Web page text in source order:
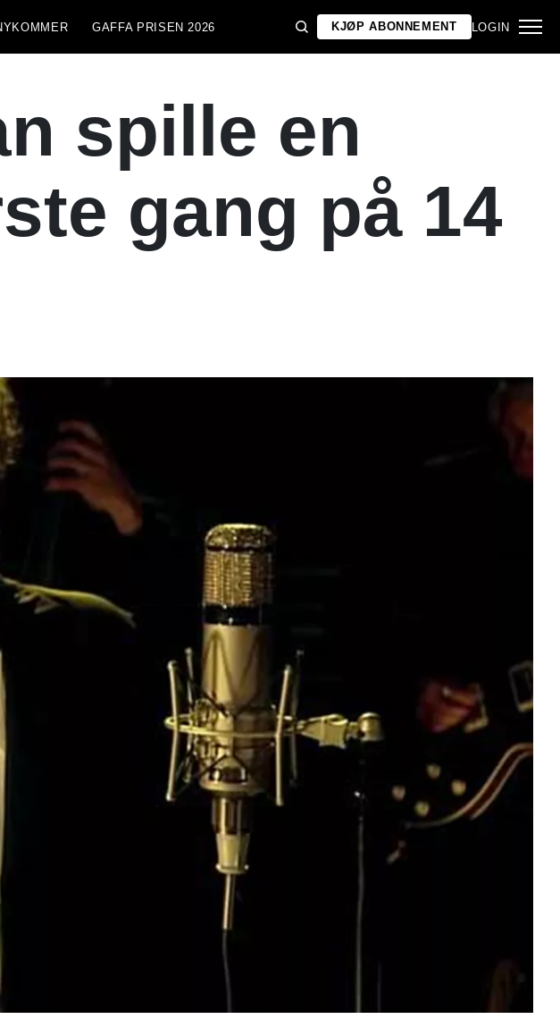
GAFFA PRISEN 2026 KJØP ABONNEMENT LOGIN
spille en
gang på 14